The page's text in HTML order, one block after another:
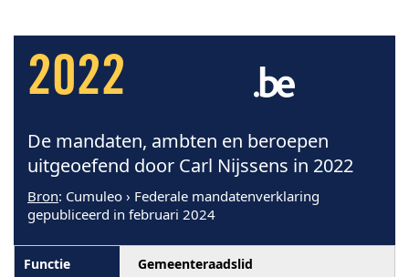
2022
De mandaten, ambten en beroepen
uitgeoefend door Carl Nijssens in 2022
Bron: Cumuleo › Federale mandatenverklaring
gepubliceerd in februari 2024
Gemeenteraadslid